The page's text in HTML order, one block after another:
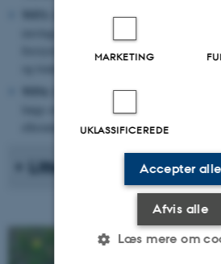
Eksperimentelle tests af
forstyrrelsesregime (simuleret
En test af korrelationer mellem
langs en gradient fra lysåbne kær og væld
Litteratur
MARKETING
UKLASSIFICEREDE
Accepter alle
Afvis alle
Læs mere om